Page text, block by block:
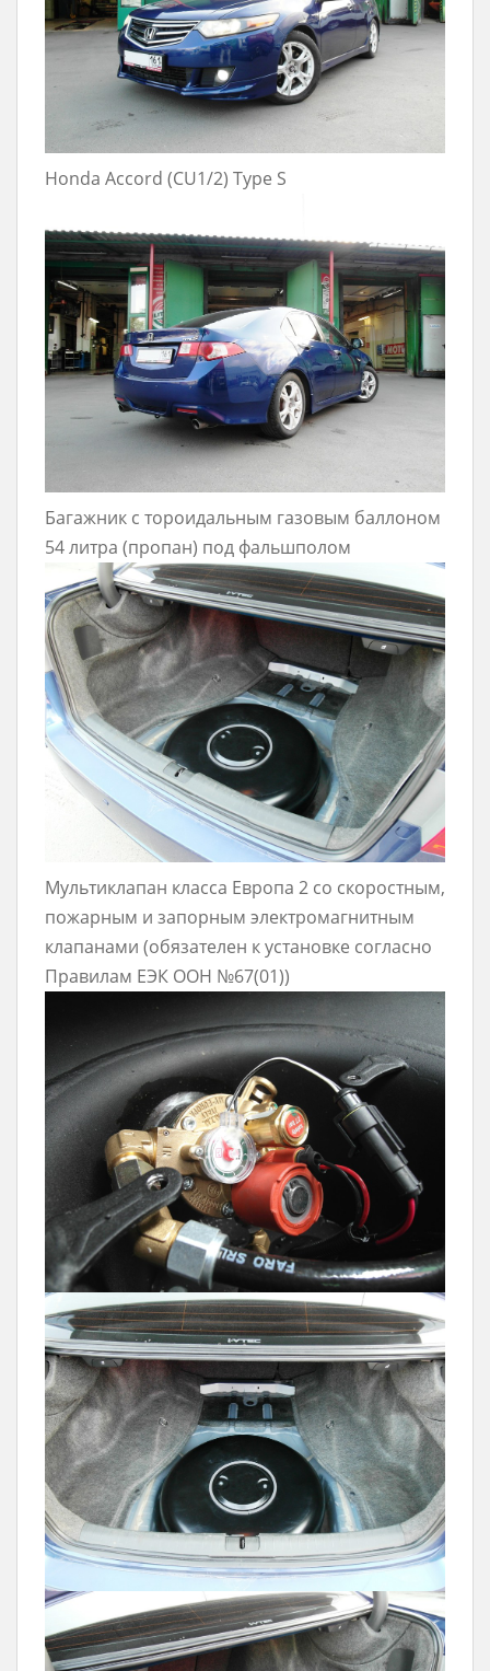
Honda Accord (CU1/2) Type S
Багажник с тороидальным газовым баллоном
54 литра (пропан) под фальшполом
Мультиклапан класса Европа 2 со скоростным,
пожарным и запорным электромагнитным
клапанами (обязателен к установке согласно
Правилам ЕЭК ООН №67(01))